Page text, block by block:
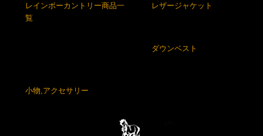
レインボーカントリー商品一
覧
レザージャケット
ダウンベスト
小物,アクセサリー